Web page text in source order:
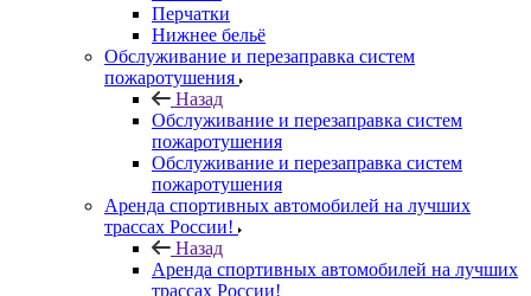
Перчатки
Нижнее бельё
Обслуживание и перезаправка систем
пожаротушения
Назад
Обслуживание и перезаправка систем
пожаротушения
Обслуживание и перезаправка систем
пожаротушения
Аренда спортивных автомобилей на лучших
трассах России!
Назад
Аренда спортивных автомобилей на лучших
трассах России!